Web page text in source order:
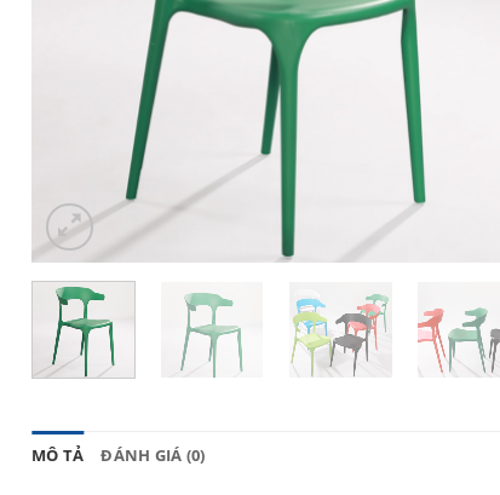
MÔ TẢ ĐÁNH GIÁ (0)